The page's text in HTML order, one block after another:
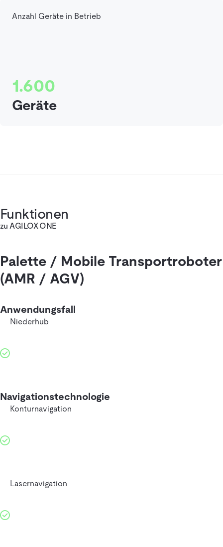
Anzahl Geräte in Betrieb
1.600
Geräte
Funktionen
zu AGILOX ONE
Palette / Mobile Transportroboter
(AMR / AGV)
Anwendungsfall
Niederhub
Navigationstechnologie
Konturnavigation
Lasernavigation